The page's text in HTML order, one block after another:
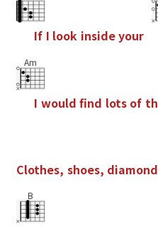
If I look insideyour
Am
I would fnd lots of th
Clothes, shoes, diamond
B